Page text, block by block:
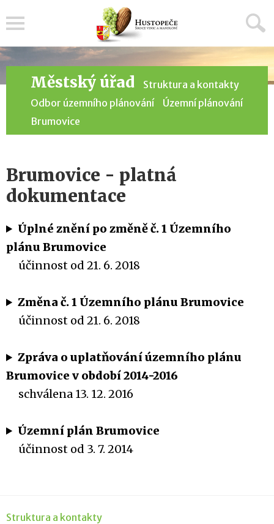
Městský úřad
Struktura a kontakty
Odbor územního plánování
Územní plánování
Brumovice
Brumovice - platná
dokumentace
Úplné znění po změně č. 1 Územního
plánu Brumovice
účinnost od 21. 6. 2018
Změna č. 1 Územního plánu Brumovice
účinnost od 21. 6. 2018
Zpráva o uplatňování územního plánu
Brumovice v období 2014-2016
schválena 13. 12. 2016
Územní plán Brumovice
účinnost od 3. 7. 2014
Struktura a kontakty